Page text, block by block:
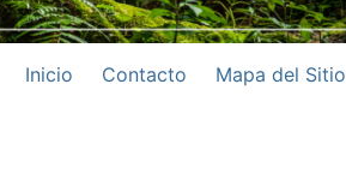
Inicio Contacto
Mapa del Sitio